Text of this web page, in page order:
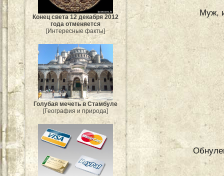
Конец света 12 декабря 2012
года отменяется
[Интересные факты]
Голубая мечеть в Стамбуле
[География и природа]
Муж,